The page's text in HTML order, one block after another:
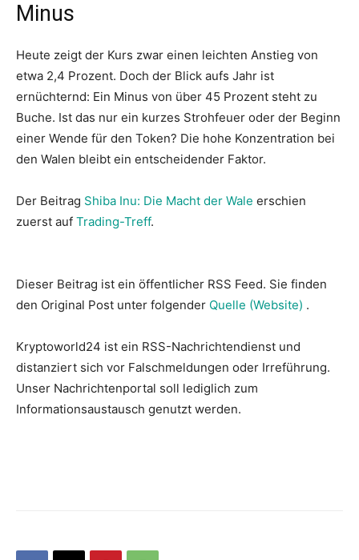
Minus
Heute zeigt der Kurs zwar einen leichten Anstieg von
etwa 2,4 Prozent. Doch der Blick aufs Jahr ist
ernüchternd: Ein Minus von über 45 Prozent steht zu
Buche. Ist das nur ein kurzes Strohfeuer oder der Beginn
einer Wende für den Token? Die hohe Konzentration bei
den Walen bleibt ein entscheidender Faktor.
Der Beitrag Shiba Inu: Die Macht der Wale erschien
zuerst auf Trading-Treff.
Dieser Beitrag ist ein öffentlicher RSS Feed. Sie finden
den Original Post unter folgender Quelle (Website) .
Kryptoworld24 ist ein RSS-Nachrichtendienst und
distanziert sich vor Falschmeldungen oder Irreführung.
Unser Nachrichtenportal soll lediglich zum
Informationsaustausch genutzt werden.